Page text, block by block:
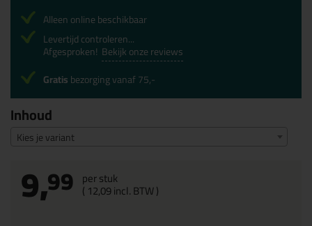
Inhoud
Kies je variant
9,99 per stuk
( 12,09incl. BTW )
Alleen online beschikbaar
Levertijd controleren...
Afgesproken! Bekijk onze reviews
Gratisbezorging vanaf 75,-